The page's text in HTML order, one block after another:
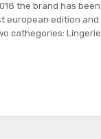
the brand has been
european edition and
cathegories: Lingerie